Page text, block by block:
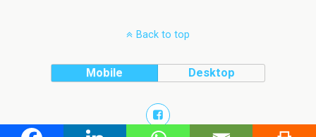
Back to top
Mobile Desktop